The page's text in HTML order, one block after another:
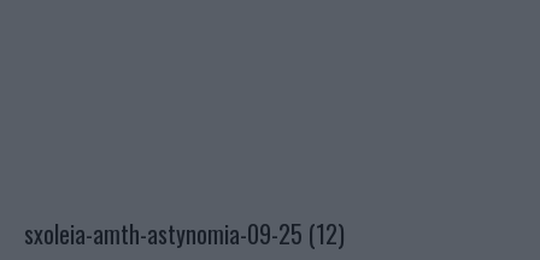
sxoleia-amth-astynomia-09-25 (12)